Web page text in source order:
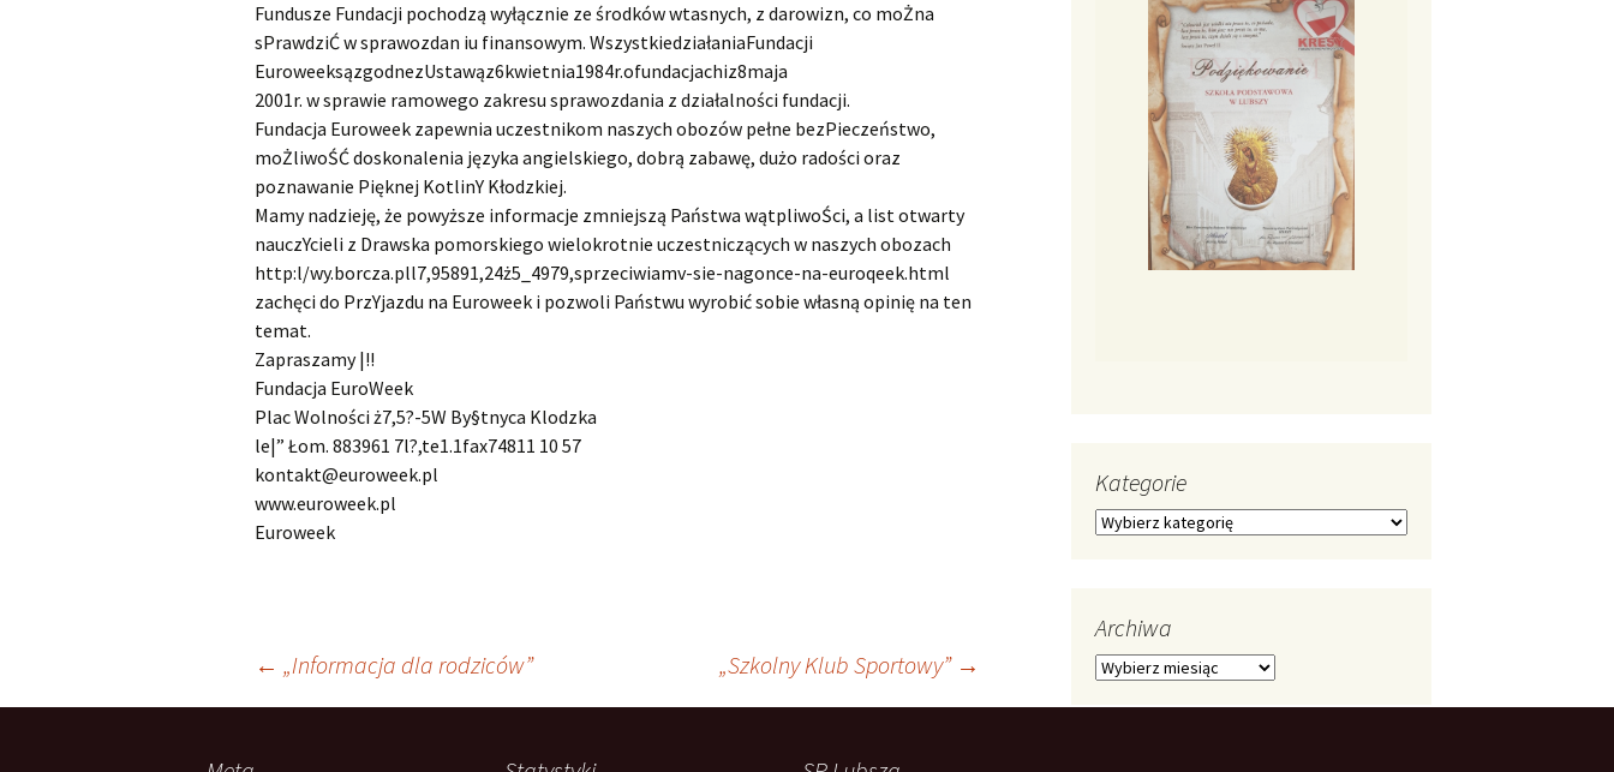
Fundusze Fundacji pochodzą wyłącznie ze środków wtasnych, z darowizn, co moŻna
sPrawdziĆ w sprawozdan iu finansowym. WszystkiedziałaniaFundacji
EuroweeksązgodnezUstawąz6kwietnia1984r.ofundacjachiz8maja
2001r. w sprawie ramowego zakresu sprawozdania z działalności fundacji.
Fundacja Euroweek zapewnia uczestnikom naszych obozów pełne bezPieczeństwo,
moŻliwoŚĆ doskonalenia języka angielskiego, dobrą zabawę, dużo radości oraz
poznawanie Pięknej KotlinY Kłodzkiej.
Mamy nadzieję, że powyższe informacje zmniejszą Państwa wątpliwoŚci, a list otwarty
nauczYcieli z Drawska pomorskiego wielokrotnie uczestniczących w naszych obozach
http:l/wy.borcza.pll7,95891,24ż5_4979,sprzeciwiamv-sie-nagonce-na-euroqeek.html
zachęci do PrzYjazdu na Euroweek i pozwoli Państwu wyrobić sobie własną opinię na ten
temat.
Zapraszamy |!!
Fundacja EuroWeek
Plac Wolności ż7,5?-5W By§tnyca Klodzka
le|” Łom. 883961 7l?,te1.1fax74811 10 57
kontakt@euroweek.pl
www.euroweek.pl
Euroweek
Nawigacja
← „Informacja dla rodziców” „Szkolny Klub Sportowy” →
Kategorie
Kategorie
Archiwa
Archiwa